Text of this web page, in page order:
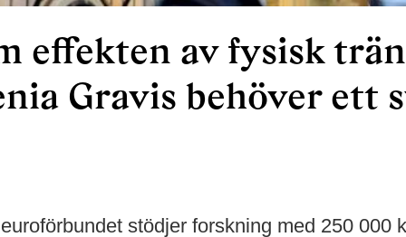
effekten av fysisk
Gravis behöver ett
stödjer forskning med 250 000